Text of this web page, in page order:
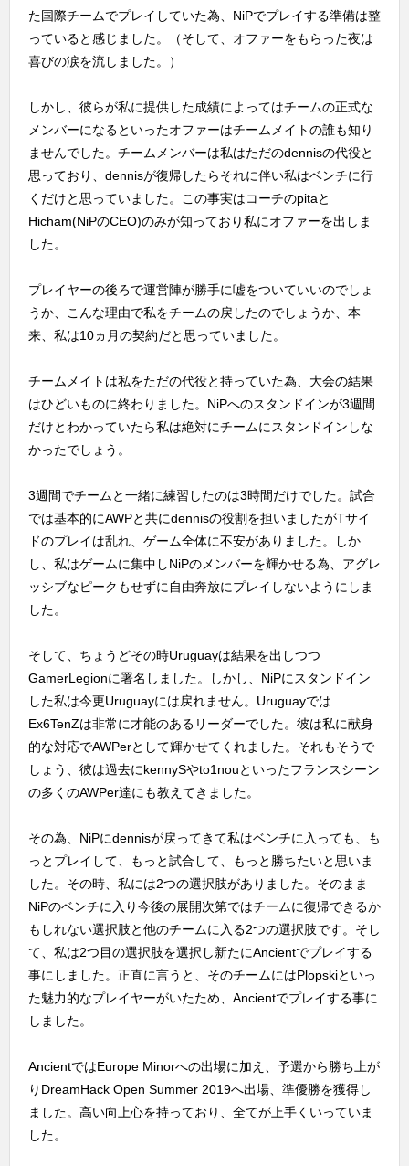
た国際チームでプレイしていた為、NiPでプレイする準備は整
っていると感じました。（そして、オファーをもらった夜は
喜びの涙を流しました。）
しかし、彼らが私に提供した成績によってはチームの正式な
メンバーになるといったオファーはチームメイトの誰も知り
ませんでした。チームメンバーは私はただのdennisの代役と
思っており、dennisが復帰したらそれに伴い私はベンチに行
くだけと思っていました。この事実はコーチのpitaと
Hicham(NiPのCEO)のみが知っており私にオファーを出しま
した。
プレイヤーの後ろで運営陣が勝手に嘘をついていいのでしょ
うか、こんな理由で私をチームの戻したのでしょうか、本
来、私は10ヵ月の契約だと思っていました。
チームメイトは私をただの代役と持っていた為、大会の結果
はひどいものに終わりました。NiPへのスタンドインが3週間
だけとわかっていたら私は絶対にチームにスタンドインしな
かったでしょう。
3週間でチームと一緒に練習したのは3時間だけでした。試合
では基本的にAWPと共にdennisの役割を担いましたがTサイ
ドのプレイは乱れ、ゲーム全体に不安がありました。しか
し、私はゲームに集中しNiPのメンバーを輝かせる為、アグレ
ッシブなピークもせずに自由奔放にプレイしないようにしま
した。
そして、ちょうどその時Uruguayは結果を出しつつ
GamerLegionに署名しました。しかし、NiPにスタンドイン
した私は今更Uruguayには戻れません。Uruguayでは
Ex6TenZは非常に才能のあるリーダーでした。彼は私に献身
的な対応でAWPerとして輝かせてくれました。それもそうで
しょう、彼は過去にkennySやto1nouといったフランスシーン
の多くのAWPer達にも教えてきました。
その為、NiPにdennisが戻ってきて私はベンチに入っても、も
っとプレイして、もっと試合して、もっと勝ちたいと思いま
した。その時、私には2つの選択肢がありました。そのまま
NiPのベンチに入り今後の展開次第ではチームに復帰できるか
もしれない選択肢と他のチームに入る2つの選択肢です。そし
て、私は2つ目の選択肢を選択し新たにAncientでプレイする
事にしました。正直に言うと、そのチームにはPlopskiといっ
た魅力的なプレイヤーがいたため、Ancientでプレイする事に
しました。
AncientではEurope Minorへの出場に加え、予選から勝ち上が
りDreamHack Open Summer 2019へ出場、準優勝を獲得し
ました。高い向上心を持っており、全てが上手くいっていま
した。